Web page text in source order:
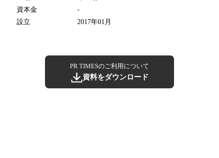
資本金
-
設立
2017年01月
PR TIMESのご利用について
資料をダウンロード